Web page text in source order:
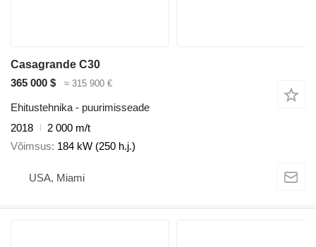
Casagrande C30
365 000 $
≈ 315 900 €
Ehitustehnika - puurimisseade
2018
2 000 m/t
Võimsus 184 kW (250 h.j.)
USA, Miami